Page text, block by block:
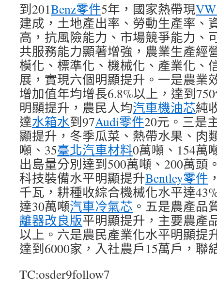
到201Benz零件5年，國家熱帶現
建成，土地產出率、勞動生產率、
高，抗風險能力、市場競爭能力、
共服務能力顯著增強，農業生產經
模化、標準化、機械化、產業化、
展，實現六個明顯提升。一是農業
增加值年均增長6.8%以上，達到
明顯提升，農民人均汽車機油芯純
達水箱水到97Audi零件20元。三是
顯提升，冬季瓜菜、熱帶水果、肉
噸、35臺北汽車材料0萬噸、154萬
出島量分別達到500萬噸、200萬頭
科技裝備水平明顯提升Bentley零件
千瓦，耕種收綜合機械化水平達
達30萬噸汽車冷氣芯 。五是農產品
離器改良版平明顯提升，主要農產
以上。六是農民產業化水平明顯提
達到6000家，入社農戶15萬戶，聯
TC:osder9follow7